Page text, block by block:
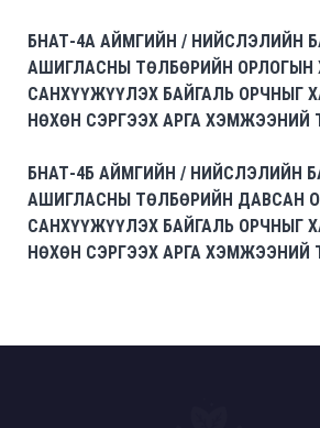
БНАТ-4А АЙМГИЙН / НИЙСЛЭЛИЙН
АШИГЛАСНЫ ТӨЛБӨРИЙН ОРЛОГЫН
САНХҮҮЖҮҮЛЭХ БАЙГАЛЬ ОРЧНЫГ
НӨХӨН СЭРГЭЭХ АРГА ХЭМЖЭЭНИЙ
БНАТ-4Б АЙМГИЙН / НИЙСЛЭЛИЙН
АШИГЛАСНЫ ТӨЛБӨРИЙН ДАВСАН
САНХҮҮЖҮҮЛЭХ БАЙГАЛЬ ОРЧНЫГ
НӨХӨН СЭРГЭЭХ АРГА ХЭМЖЭЭНИЙ